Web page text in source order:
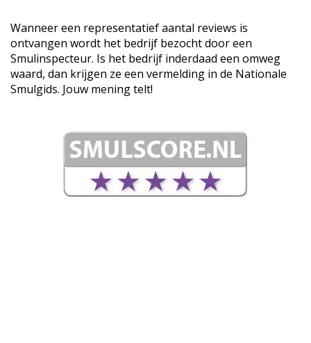
Wanneer een representatief aantal reviews is
ontvangen wordt het bedrijf bezocht door een
Smulinspecteur. Is het bedrijf inderdaad een omweg
waard, dan krijgen ze een vermelding in de Nationale
Smulgids. Jouw mening telt!